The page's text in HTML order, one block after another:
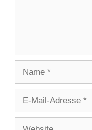
Adresse